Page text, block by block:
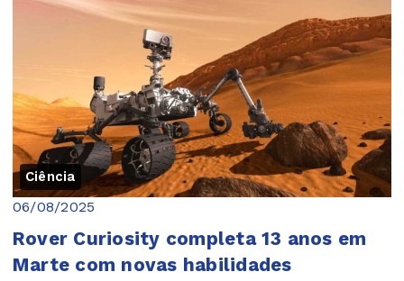
Ciência
06/08/2025
Rover Curiosity completa 13 anos em
Marte com novas habilidades